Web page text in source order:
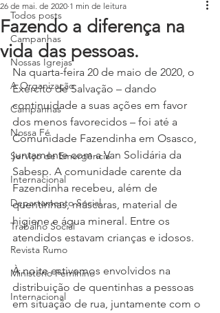
Todos posts
Campanhas
Nossas Igrejas
A Organização
Campanhas
Nossa Fé
Serviço de Emergência
Internacional
Departamento Social
Trabalho Social
Revista Rumo
Ministério Feminino
Internacional
Fazendo a diferença na
vida das pessoas.
26 de mai. de 2020 1 min de leitura
Na quarta-feira 20 de maio de 2020, o
Exército de Salvação – dando
continuidade a suas ações em favor
dos menos favorecidos – foi até a
Comunidade Fazendinha em Osasco,
juntamente com a Van Solidária da
Sabesp. A comunidade carente da
Fazendinha recebeu, além de
quentinhas, máscaras, material de
higiene e água mineral. Entre os
atendidos estavam crianças e idosos.
À noite estivemos envolvidos na
distribuição de quentinhas a pessoas
em situação de rua, juntamente com o